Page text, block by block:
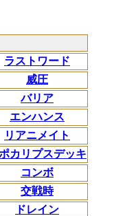
ラストワード
威圧
バリア
エンハンス
リアニメイト
カリプスデッキ
コンボ
交戦時
ドレイン